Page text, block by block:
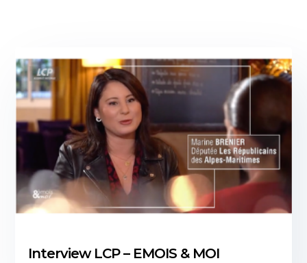
Interview LCP – EMOIS & MOI